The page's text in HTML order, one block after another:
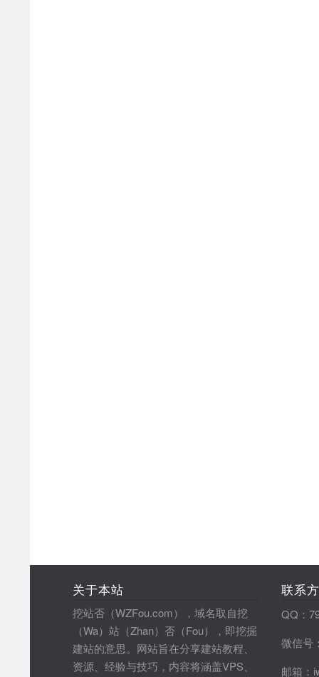
关于本站
挖站否（WZFou.com），域名取自挖
（Wa）站（Zhan）否（Fou），即挖掘
建站的意思。网站旨在分享建站教程、
资源、经验与技巧，内容将涵盖VPS、
联系
QQ：
微信号
邮箱：